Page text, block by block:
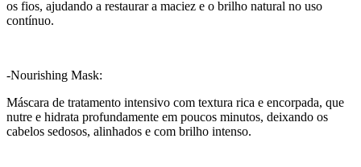
os fios, ajudando a restaurar a maciez e o brilho natural no uso
contínuo.
-Nourishing Mask:
Máscara de tratamento intensivo com textura rica e encorpada, que
nutre e hidrata profundamente em poucos minutos, deixando os
cabelos sedosos, alinhados e com brilho intenso.